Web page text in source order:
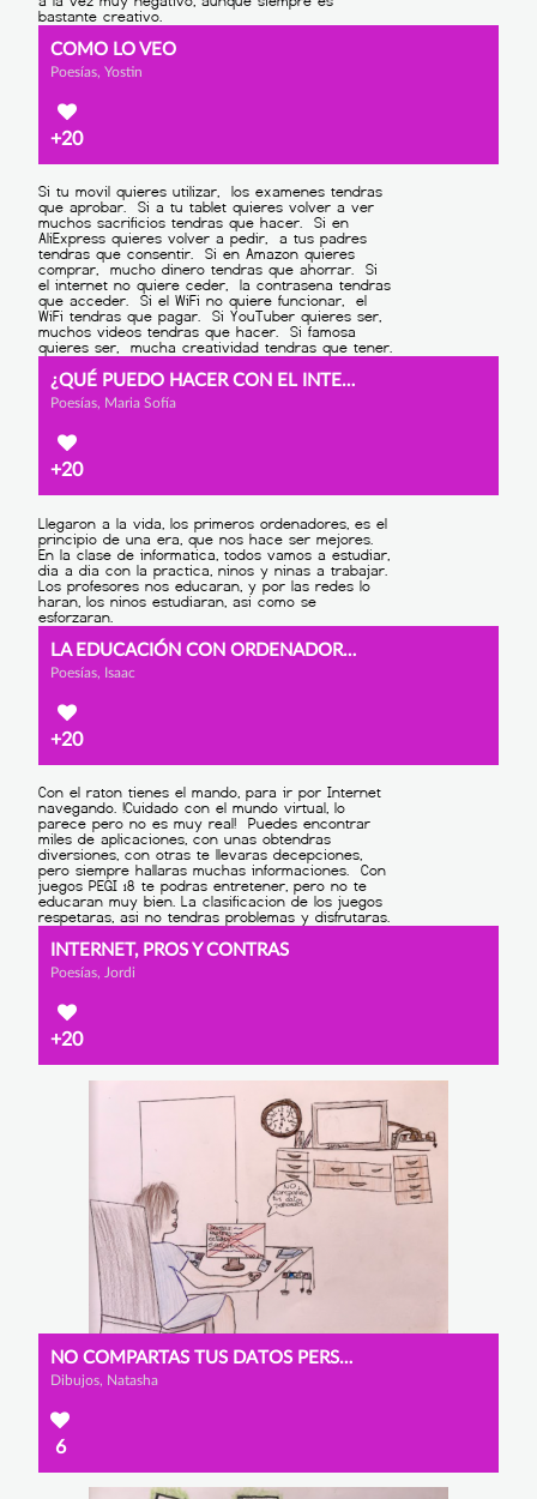
COMO LO VEO
Poesías, Yostin
+20
¿QUÉ PUEDO HACER CON EL INTERNET?
Poesías, Maria Sofía
+20
LA EDUCACIÓN CON ORDENADORES
Poesías, Isaac
+20
INTERNET, PROS Y CONTRAS
Poesías, Jordi
+20
NO COMPARTAS TUS DATOS PERSONALES
Dibujos, Natasha
6